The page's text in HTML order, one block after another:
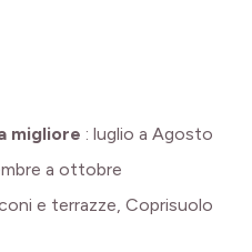
migliore : luglio a Agosto
a ottobre
e terrazze, Coprisuolo